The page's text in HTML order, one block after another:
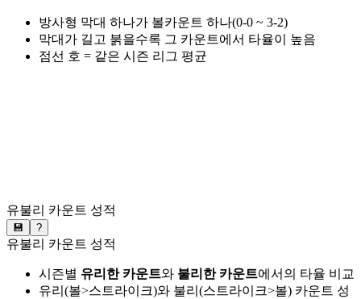
방사형 막대 하나가 볼카운트 하나(0-0 ~ 3-2)
막대가 길고 붉을수록 그 카운트에서 타율이 높음
점선 호 = 같은 시즌 리그 평균
유불리 카운트 성적
💾 ?
유불리 카운트 성적
시즌별 유리한 카운트와 불리한 카운트에서의 타율 비교
유리(볼>스트라이크)와 불리(스트라이크>볼) 카운트 성